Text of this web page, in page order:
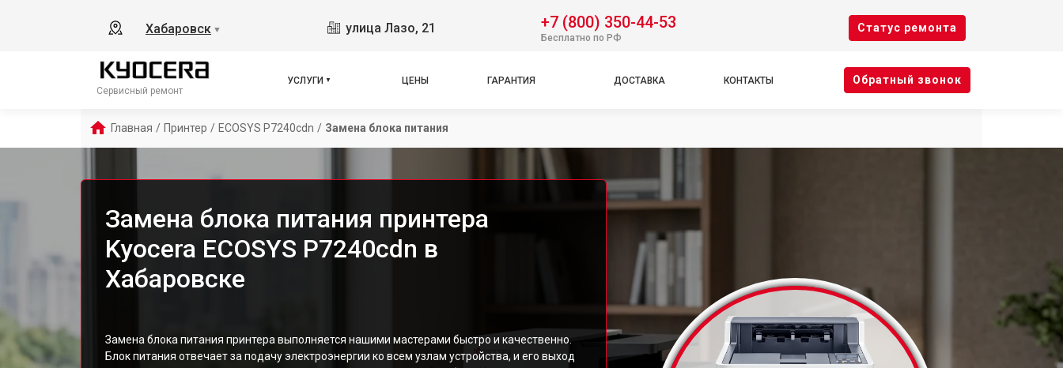
Хабаровск ▼ улица Лазо, 21 +7 (800) 350-44-53
Бесплатно по РФ
Cтатус ремонта
Сервисный ремонт
УСЛУГИ ЦЕНЫ ГАРАНТИЯ ДОСТАВКА КОНТАКТЫ Oбратный звонок
Главная / Принтер / ECOSYS P7240cdn / Замена блока питания
Замена блока питания принтера
Kyocera ECOSYS P7240cdn в
Хабаровске
Замена блока питания принтера выполняется нашими мастерами быстро и качественно.
Блок питания отвечает за подачу электроэнергии ко всем узлам устройства, и его выход